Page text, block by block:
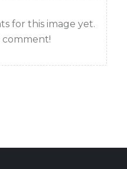
for this image yet.